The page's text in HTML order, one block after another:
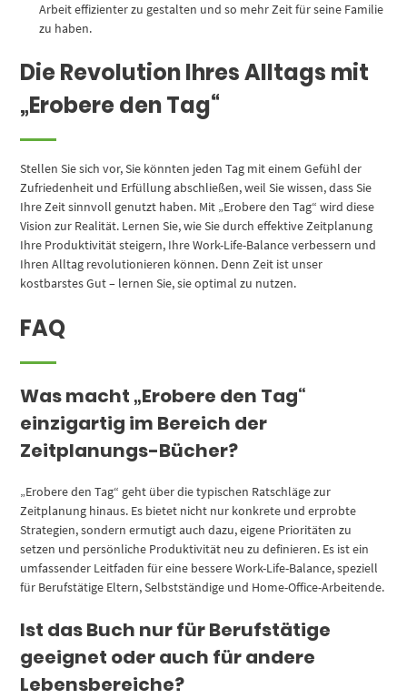
Arbeit effizienter zu gestalten und so mehr Zeit für seine Familie
zu haben.
Die Revolution Ihres Alltags mit
„Erobere den Tag“
Stellen Sie sich vor, Sie könnten jeden Tag mit einem Gefühl der
Zufriedenheit und Erfüllung abschließen, weil Sie wissen, dass Sie
Ihre Zeit sinnvoll genutzt haben. Mit „Erobere den Tag“ wird diese
Vision zur Realität. Lernen Sie, wie Sie durch effektive Zeitplanung
Ihre Produktivität steigern, Ihre Work-Life-Balance verbessern und
Ihren Alltag revolutionieren können. Denn Zeit ist unser
kostbarstes Gut – lernen Sie, sie optimal zu nutzen.
FAQ
Was macht „Erobere den Tag“
einzigartig im Bereich der
Zeitplanungs-Bücher?
„Erobere den Tag“ geht über die typischen Ratschläge zur
Zeitplanung hinaus. Es bietet nicht nur konkrete und erprobte
Strategien, sondern ermutigt auch dazu, eigene Prioritäten zu
setzen und persönliche Produktivität neu zu definieren. Es ist ein
umfassender Leitfaden für eine bessere Work-Life-Balance, speziell
für Berufstätige Eltern, Selbstständige und Home-Office-Arbeitende.
Ist das Buch nur für Berufstätige
geeignet oder auch für andere
Lebensbereiche?